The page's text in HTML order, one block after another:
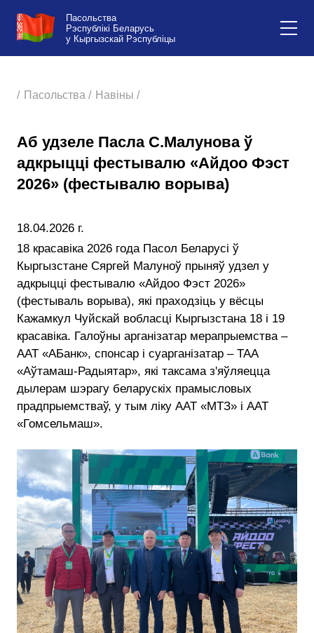
Пасольства
Рэспублікі Беларусь
у Кыргызскай Рэспубліцы
/ Пасольства / Навіны /
Аб удзеле Пасла С.Малунова ў
адкрыцці фестывалю «Айдоо Фэст
2026» (фестывалю ворыва)
18.04.2026 г.
18 красавіка 2026 года Пасол Беларусі ў
Кыргызстане Сяргей Малуноў прыняў удзел у
адкрыцці фестывалю «Айдоо Фэст 2026»
(фестываль ворыва), які праходзіць у вёсцы
Кажамкул Чуйскай вобласці Кыргызстана 18 і 19
красавіка. Галоўны арганізатар мерапрыемства –
ААТ «АБанк», спонсар і суарганізатар – ТАА
«Аўтамаш-Радыятар», які таксама з'яўляецца
дылерам шэрагу беларускіх прамысловых
прадпрыемстваў, у тым ліку ААТ «МТЗ» і ААТ
«Гомсельмаш».